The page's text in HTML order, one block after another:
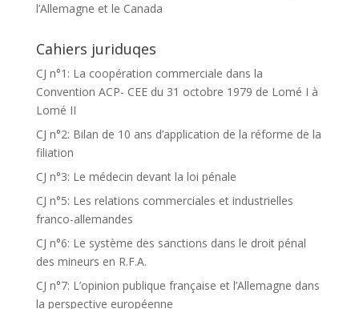
l’Allemagne et le Canada
Cahiers juriduqes
CJ n°1: La coopération commerciale dans la
Convention ACP- CEE du 31 octobre 1979 de Lomé I à
Lomé II
CJ n°2: Bilan de 10 ans d’application de la réforme de la
filiation
CJ n°3: Le médecin devant la loi pénale
CJ n°5: Les relations commerciales et industrielles
franco-allemandes
CJ n°6: Le système des sanctions dans le droit pénal
des mineurs en R.F.A.
CJ n°7: L’opinion publique française et l’Allemagne dans
la perspective européenne